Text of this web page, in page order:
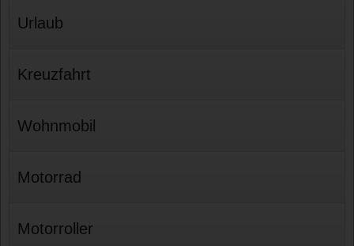
Urlaub
Kreuzfahrt
Wohnmobil
Motorrad
Motorroller